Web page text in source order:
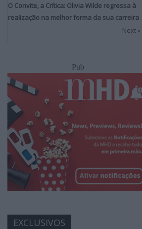
O Convite, a Crítica: Olivia Wilde regressa à
realização na melhor forma da sua carreira
Next »
Pub
EXCLUSIVOS